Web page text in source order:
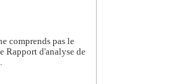
comprends pas le
Rapport d'analyse de